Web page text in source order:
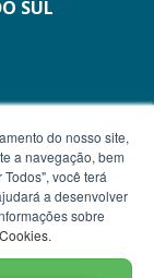
SUL
do nosso site,
a navegação, bem
você terá
a desenvolver
sobre
.